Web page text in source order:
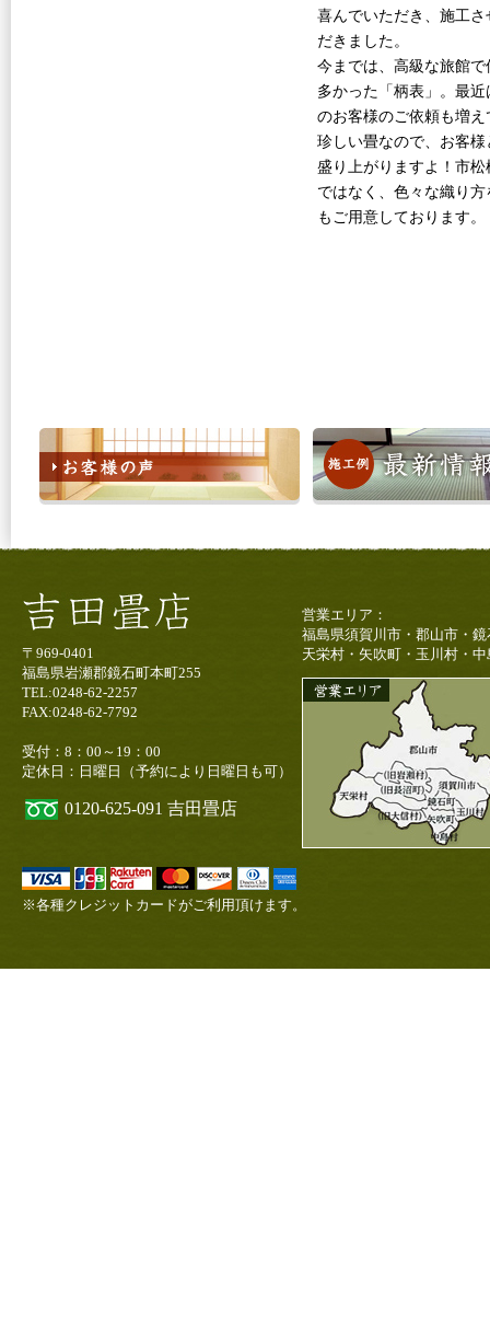
喜んでいただき、施工さ
だきました。
今までは、高級な旅館で
多かった「柄表」。最近
のお客様のご依頼も増え
珍しい畳なので、お客様
盛り上がりますよ！市松
ではなく、色々な織り方
もご用意しております。
〒969-0401
福島県岩瀬郡鏡石町本町255
TEL:0248-62-2257
FAX:0248-62-7792
受付：8：00～19：00
定休日：日曜日（予約により日曜日も可）
0120-625-091 吉田畳店
営業エリア：
福島県須賀川市・郡山市・鏡
天栄村・矢吹町・玉川村・中
※各種クレジットカードがご利用頂けます。